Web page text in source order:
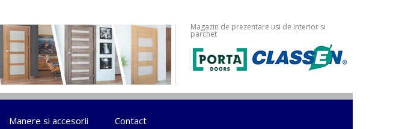
Magazin de prezentare usi de interior si
parchet
Sari la conținut
Manere si accesorii Contact